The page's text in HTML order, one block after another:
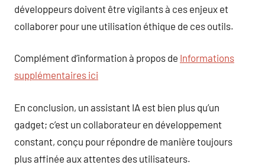
développeurs doivent être vigilants à ces enjeux et
collaborer pour une utilisation éthique de ces outils.
Complément d’information à propos de Informations
supplémentaires ici
En conclusion, un assistant IA est bien plus qu’un
gadget; c’est un collaborateur en développement
constant, conçu pour répondre de manière toujours
plus affinée aux attentes des utilisateurs.